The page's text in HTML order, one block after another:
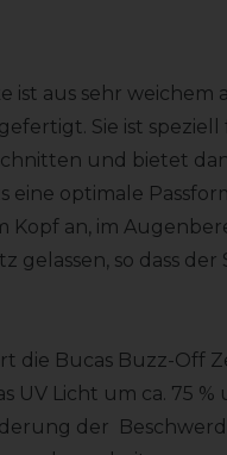
ist aus sehr weichem
Sie ist
und bietet
eine optimale
Kopf an, im
gelassen, so dass der
die Bucas Buzz-Off
UV Licht um ca. 75 %
der